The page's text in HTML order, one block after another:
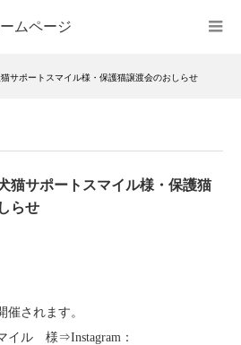
ムページ
サポートスマイル様・保護猫譲渡会のおしらせ
猫サポートスマイル様・保護猫
らせ
催されます。
イル 様⇒Instagram：